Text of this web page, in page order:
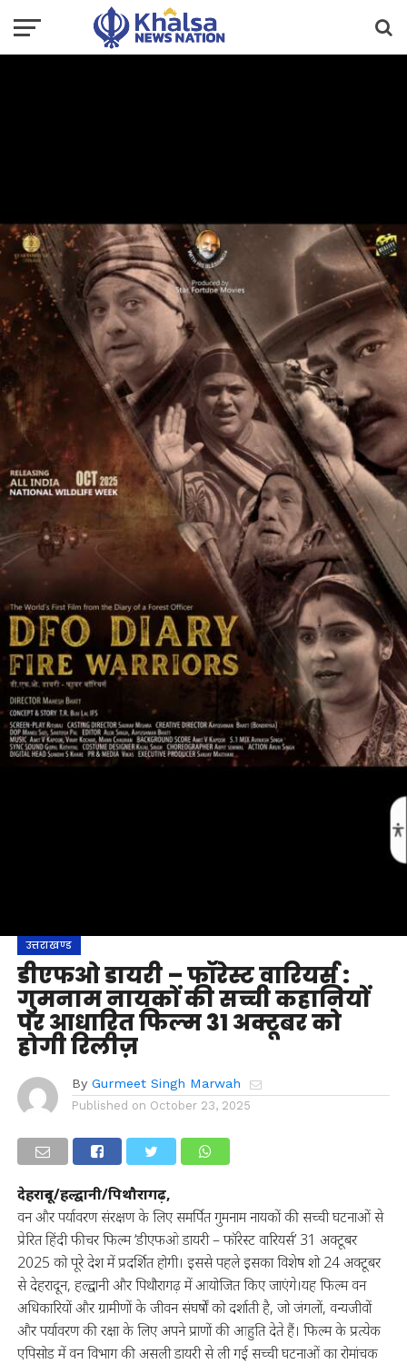
उत्तराखण्ड
डीएफओ डायरी – फॉरेस्ट वारियर्स :
गुमनाम नायकों की सच्ची कहानियों
पर आधारित फिल्म 31 अक्टूबर को
होगी रिलीज़
By Gurmeet Singh Marwah
Published on October 23, 2025
देहरादून/हल्द्वानी/पिथौरागढ़,
वन और पर्यावरण संरक्षण के लिए समर्पित गुमनाम नायकों की सच्ची घटनाओं से
प्रेरित हिंदी फीचर फिल्म ‘डीएफओ डायरी – फॉरेस्ट वारियर्स’ 31 अक्टूबर
2025 को पूरे देश में प्रदर्शित होगी। इससे पहले इसका विशेष शो 24 अक्टूबर
से देहरादून, हल्द्वानी और पिथौरागढ़ में आयोजित किए जाएंगे।यह फिल्म वन
अधिकारियों और ग्रामीणों के जीवन संघर्षों को दर्शाती है, जो जंगलों, वन्यजीवों
और पर्यावरण की रक्षा के लिए अपने प्राणों की आहुति देते हैं। फिल्म के प्रत्येक
एपिसोड में वन विभाग की असली डायरी से ली गई सच्ची घटनाओं का रोमांचक